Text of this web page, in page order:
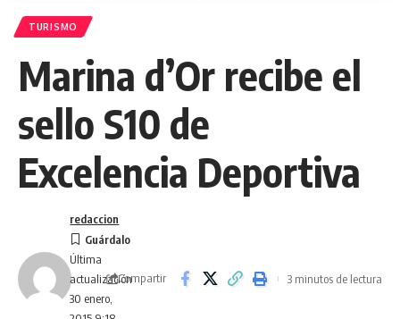
TURISMO
Marina d’Or recibe el
sello S10 de
Excelencia Deportiva
Última
actualización
30 enero,
redaccion
Compartir 3 minutos de lectura